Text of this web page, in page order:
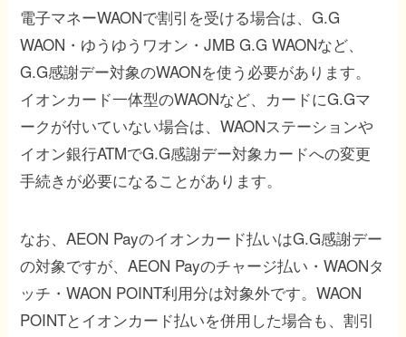
電子マネーWAONで割引を受ける場合は、G.G
WAON・ゆうゆうワオン・JMB G.G WAONなど、
G.G感謝デー対象のWAONを使う必要があります。
イオンカード一体型のWAONなど、カードにG.Gマ
ークが付いていない場合は、WAONステーションや
イオン銀行ATMでG.G感謝デー対象カードへの変更
手続きが必要になることがあります。
なお、AEON Payのイオンカード払いはG.G感謝デー
の対象ですが、AEON Payのチャージ払い・WAONタ
ッチ・WAON POINT利用分は対象外です。WAON
POINTとイオンカード払いを併用した場合も、割引